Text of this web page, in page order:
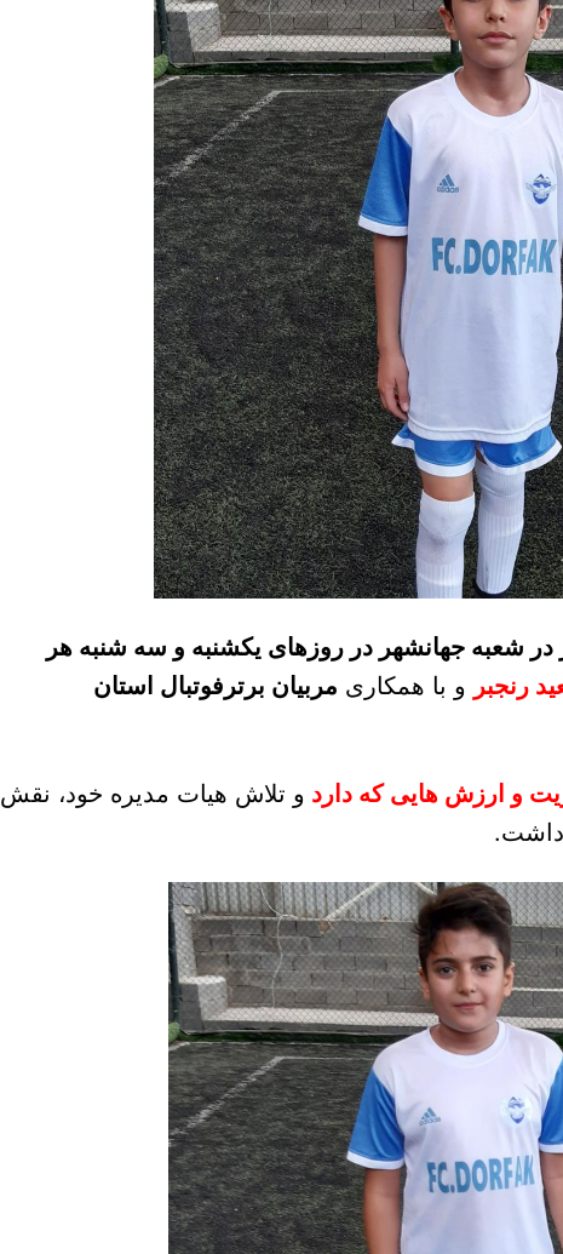
در شعبه جهانشهر در روزهای یکشنبه و سه شنبه هر
رنجبر و با همکاری مربیان برترفوتبال استان
و ارزش هایی که دارد و تلاش هیات مدیره خود، نقش
داشت.